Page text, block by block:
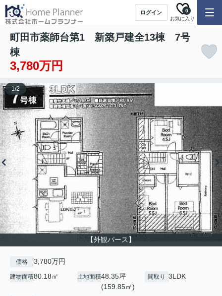
ログイン
お気に入り
0
町田市薬師台第1 新築戸建全13棟 7号
棟
3,780万円
【外観パース】
1/2
価格 3,780万円
建物面積80.18㎡ 土地面積48.35坪
(159.85㎡)
間取り 3LDK